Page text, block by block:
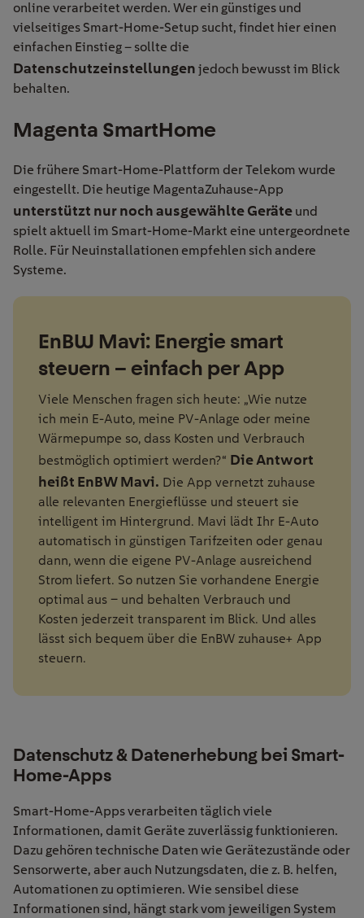
online verarbeitet werden. Wer ein günstiges und
vielseitiges Smart-Home-Setup sucht, findet hier einen
einfachen Einstieg – sollte die
Datenschutzeinstellungen jedoch bewusst im Blick
behalten.
Magenta SmartHome
Die frühere Smart-Home-Plattform der Telekom wurde
eingestellt. Die heutige MagentaZuhause-App
unterstützt nur noch ausgewählte Geräte und
spielt aktuell im Smart-Home-Markt eine untergeordnete
Rolle. Für Neuinstallationen empfehlen sich andere
Systeme.
EnBW Mavi: Energie smart
steuern – einfach per App
Viele Menschen fragen sich heute: „Wie nutze
ich mein E-Auto, meine PV-Anlage oder meine
Wärmepumpe so, dass Kosten und Verbrauch
bestmöglich optimiert werden?“ Die Antwort
heißt EnBW Mavi. Die App vernetzt zuhause
alle relevanten Energieflüsse und steuert sie
intelligent im Hintergrund. Mavi lädt Ihr E-Auto
automatisch in günstigen Tarifzeiten oder genau
dann, wenn die eigene PV-Anlage ausreichend
Strom liefert. So nutzen Sie vorhandene Energie
optimal aus – und behalten Verbrauch und
Kosten jederzeit transparent im Blick. Und alles
lässt sich bequem über die EnBW zuhause+ App
steuern.
Datenschutz & Datenerhebung bei Smart-
Home-Apps
Smart-Home-Apps verarbeiten täglich viele
Informationen, damit Geräte zuverlässig funktionieren.
Dazu gehören technische Daten wie Gerätezustände oder
Sensorwerte, aber auch Nutzungsdaten, die z. B. helfen,
Automationen zu optimieren. Wie sensibel diese
Informationen sind, hängt stark vom jeweiligen System